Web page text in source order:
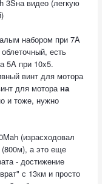
3Sна видео (легкую
набором при 7A
есть
5A при 10x5.
винт для мотора
для мотора на
и тоже, нужно
(израсходовал
(800м), а это еще
- достижение
с 13км и просто